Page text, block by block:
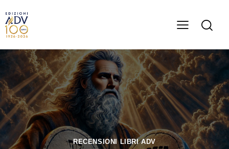
RECENSIONI LIBRI ADV